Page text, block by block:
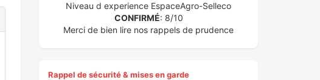
Niveau d experience EspaceAgro-Selleco
CONFIRMÉ: 8/10
Merci de bien lire nos rappels de prudence
Rappel de sécurité & mises en garde